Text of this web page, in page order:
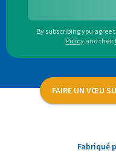
By subscribing you agree
Policy and their
FAIRE UN VŒU
Fabriqué